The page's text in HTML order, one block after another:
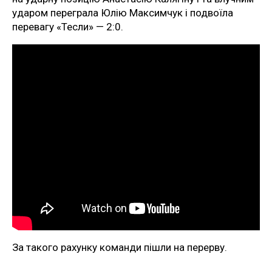
ударом переграла Юлію Максимчук і подвоїла
перевагу «Тесли» — 2:0.
За такого рахунку команди пішли на перерву.